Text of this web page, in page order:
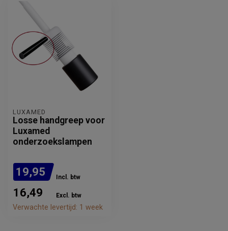
LUXAMED
Losse handgreep voor
Luxamed
onderzoekslampen
19,95 Incl. btw
16,49 Excl. btw
Verwachte levertijd: 1 week